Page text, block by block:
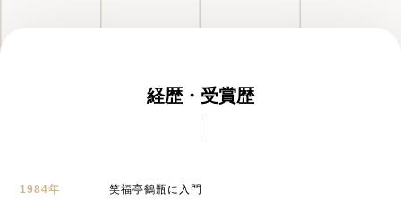
経歴・受賞歴
1984年 笑福亭鶴瓶に入門